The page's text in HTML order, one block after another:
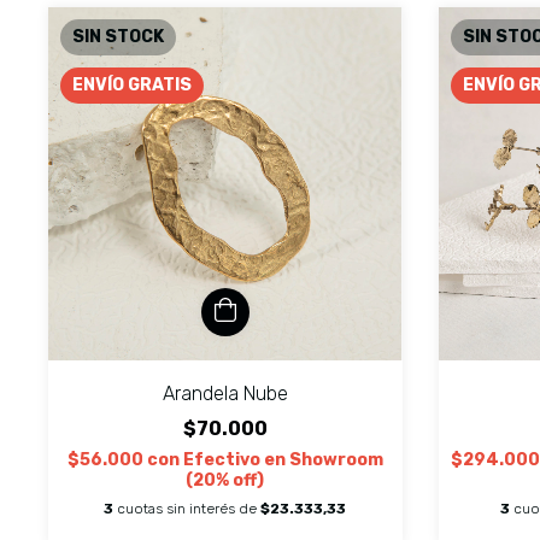
SIN STOCK
ENVÍO GRATIS
Arandela Nube
$70.000
$56.000 con Efectivo en Showroom
(20% off)
3 cuotas sin interés de$23.333,33
SIN
ENVÍO
3